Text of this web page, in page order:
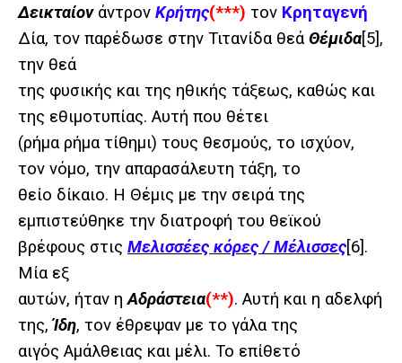
Δεικταίον άντρον Κρήτης(***) τον Κρηταγενή
Δία, τον παρέδωσε στην Τιτανίδα θεάΘέμιδα[5],
την θεά
της φυσικής και της ηθικής τάξεως, καθώς και
της εθιμοτυπίας. Αυτή που θέτει
(ρήμα ρήμα τίθημι) τους θεσμούς, το ισχύον,
τον νόμο, την απαρασάλευτη τάξη, το
θείο δίκαιο. Η Θέμις με την σειρά της
εμπιστεύθηκε την διατροφή του θεϊκού
βρέφους στις Μελισσέες κόρες / Μέλισσες[6].
Μία εξ
αυτών, ήταν ηΑδράστεια(**). Αυτή και η αδελφή
της,Ίδη, τον έθρεψαν με το γάλα της
αιγός Αμάλθειας και μέλι. Το επίθετό